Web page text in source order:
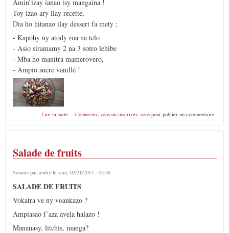
Amin’izay ianao tsy mangaina !
Toy izao ary ilay recette,
Dia ho hitanao ilay dessert fa mety ;
- Kapohy ny atody roa na telo
- Asio siramamy 2 na 3 sotro lehibe
- Mba ho manitra mamerovero,
- Ampio sucre vanillé !
Lire la suite de Galette aux fruits
Connectez-vousou inscrivez-vouspour publier un commentaire
Salade de fruits
Soumis par andry le sam, 02/21/2015 - 03:36
SALADE DE FRUITS
Vokatra ve ny voankazo ?
Ampiasao f’aza avela halazo !
Mananasy, litchis, manga?